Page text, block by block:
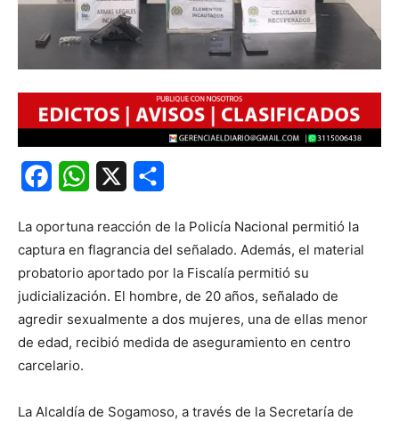
FacebookWhatsApp
La oportuna reacción de la Policía Nacional permitió la
captura en flagrancia del señalado. Además, el material
probatorio aportado por la Fiscalía permitió su
judicialización. El hombre, de 20 años, señalado de
agredir sexualmente a dos mujeres, una de ellas menor
de edad, recibió medida de aseguramiento en centro
carcelario.
La Alcaldía de Sogamoso, a través de la Secretaría de